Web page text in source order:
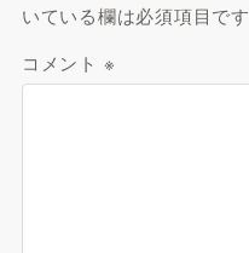
いている欄は必須項目です
コメント ※